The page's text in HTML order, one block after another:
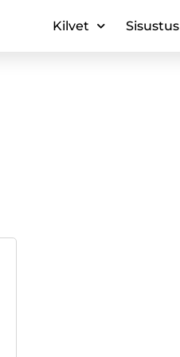
Kilvet Sisustus